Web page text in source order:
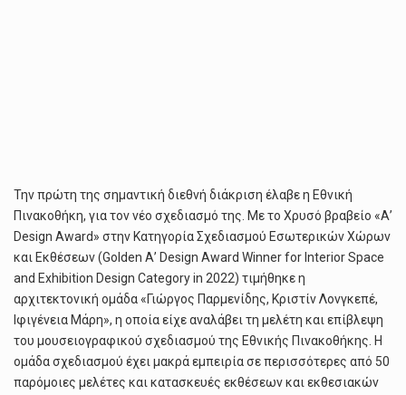
Την πρώτη της σημαντική διεθνή διάκριση έλαβε η Εθνική
Πινακοθήκη, για τον νέο σχεδιασμό της. Με το Χρυσό βραβείο «Α’
Design Award» στην Κατηγορία Σχεδιασμού Εσωτερικών Χώρων
και Εκθέσεων (Golden Α’ Design Award Winner for Interior Space
and Exhibition Design Category in 2022) τιμήθηκε η
αρχιτεκτονική ομάδα «Γιώργος Παρμενίδης, Κριστίν Λονγκεπέ,
Ιφιγένεια Μάρη», η οποία είχε αναλάβει τη μελέτη και επίβλεψη
του μουσειογραφικού σχεδιασμού της Εθνικής Πινακοθήκης. Η
ομάδα σχεδιασμού έχει μακρά εμπειρία σε περισσότερες από 50
παρόμοιες μελέτες και κατασκευές εκθέσεων και εκθεσιακών